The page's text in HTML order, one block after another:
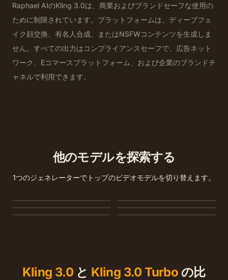
Raphael AIのKling 3.0は、商業およびブランドセーフな使用の
ために制限されています。プラットフォームは、ディープフェ
イク顔交換、有名人合成、またはNSFWコンテンツを生成しま
せん。すべての出力はコンプライアンスセーフで、広告ネット
ワーク、Eコマースプラットフォーム、および企業のブランドチ
ャネルで利用できます。
他のモデルを探索する
1つのジェネレーターでトップのビデオモデルを切り替えます。
Kling 3.0 と Kling 3.0 Turbo の比